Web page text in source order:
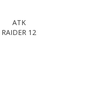
ATK
RAIDER 12